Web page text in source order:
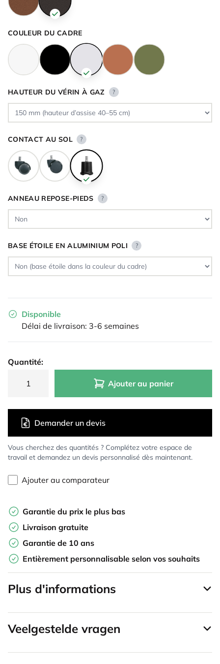
COULEUR DU CADRE
HAUTEUR DU VÉRIN À GAZ ?
CONTACT AU SOL ?
ANNEAU REPOSE-PIEDS ?
BASE ÉTOILE EN ALUMINIUM POLI ?
Disponible
Délai de livraison: 3-6 semaines
Quantité:
Ajouter au panier
Vous cherchez des quantités ? Complétez votre espace de
travail et demandez un devis personnalisé dès maintenant.
Demander un devis
Ajouter au comparateur
Garantie du prix le plus bas
Livraison gratuite
Garantie de 10 ans
Entièrement personnalisable selon vos souhaits
Plus d'informations
Veelgestelde vragen